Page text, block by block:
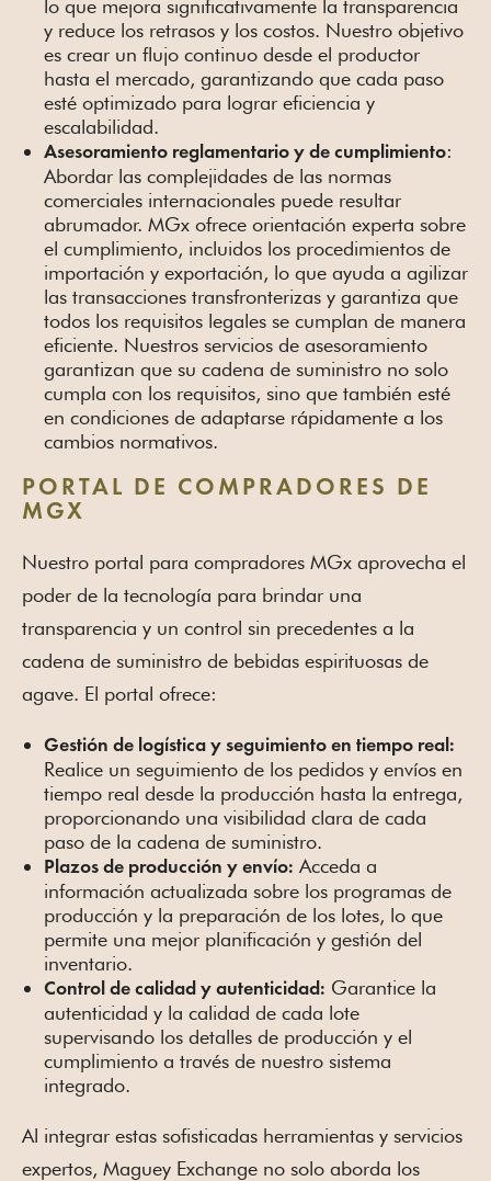
lo que mejora significativamente la transparencia
y reduce los retrasos y los costos. Nuestro objetivo
es crear un flujo continuo desde el productor
hasta el mercado, garantizando que cada paso
esté optimizado para lograr eficiencia y
escalabilidad.
Asesoramiento reglamentario y de cumplimiento:
Abordar las complejidades de las normas
comerciales internacionales puede resultar
abrumador. MGx ofrece orientación experta sobre
el cumplimiento, incluidos los procedimientos de
importación y exportación, lo que ayuda a agilizar
las transacciones transfronterizas y garantiza que
todos los requisitos legales se cumplan de manera
eficiente. Nuestros servicios de asesoramiento
garantizan que su cadena de suministro no solo
cumpla con los requisitos, sino que también esté
en condiciones de adaptarse rápidamente a los
cambios normativos.
PORTAL DE COMPRADORES DE
MGX
Nuestro portal para compradores MGx aprovecha el
poder de la tecnología para brindar una
transparencia y un control sin precedentes a la
cadena de suministro de bebidas espirituosas de
agave. El portal ofrece:
Gestión de logística y seguimiento en tiempo real:
Realice un seguimiento de los pedidos y envíos en
tiempo real desde la producción hasta la entrega,
proporcionando una visibilidad clara de cada
paso de la cadena de suministro.
Plazos de producción y envío: Acceda a
información actualizada sobre los programas de
producción y la preparación de los lotes, lo que
permite una mejor planificación y gestión del
inventario.
Control de calidad y autenticidad: Garantice la
autenticidad y la calidad de cada lote
supervisando los detalles de producción y el
cumplimiento a través de nuestro sistema
integrado.
Al integrar estas sofisticadas herramientas y servicios
expertos, Maguey Exchange no solo aborda los